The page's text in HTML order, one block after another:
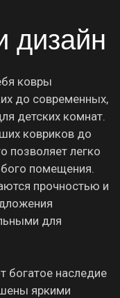
дизайн
ковры
до современных,
детских комнат.
ковриков до
позволяет легко
помещения.
прочностью и
для
богатое наследие
яркими